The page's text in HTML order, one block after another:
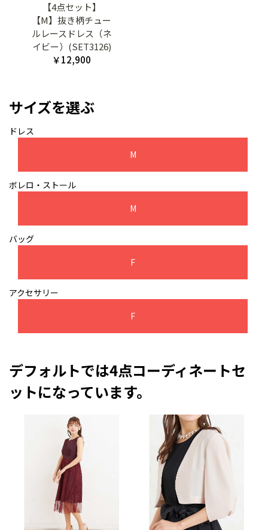
【4点セット】
【M】抜き柄チュー
ルレースドレス（ネ
イビー）(SET3126)
￥12,900
サイズを選ぶ
ドレス
M
ボレロ・ストール
M
バッグ
F
アクセサリー
F
デフォルトでは4点コーディネートセ
ットになっています。